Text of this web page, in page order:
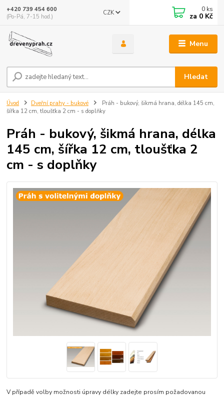
Menu
CZK
Hledat
+420 739 454 600
(Po-Pá, 7-15 hod.)
0 ks
za 0 Kč
Úvod Dveřní prahy - bukové
Práh - bukový, šikmá hrana, délka 145 cm,
šířka 12 cm, tloušťka 2 cm - s doplňky
Práh - bukový, šikmá hrana, délka
145 cm, šířka 12 cm, tloušťka 2
cm - s doplňky
V případě volby možnosti úpravy délky zadejte prosím požadovanou